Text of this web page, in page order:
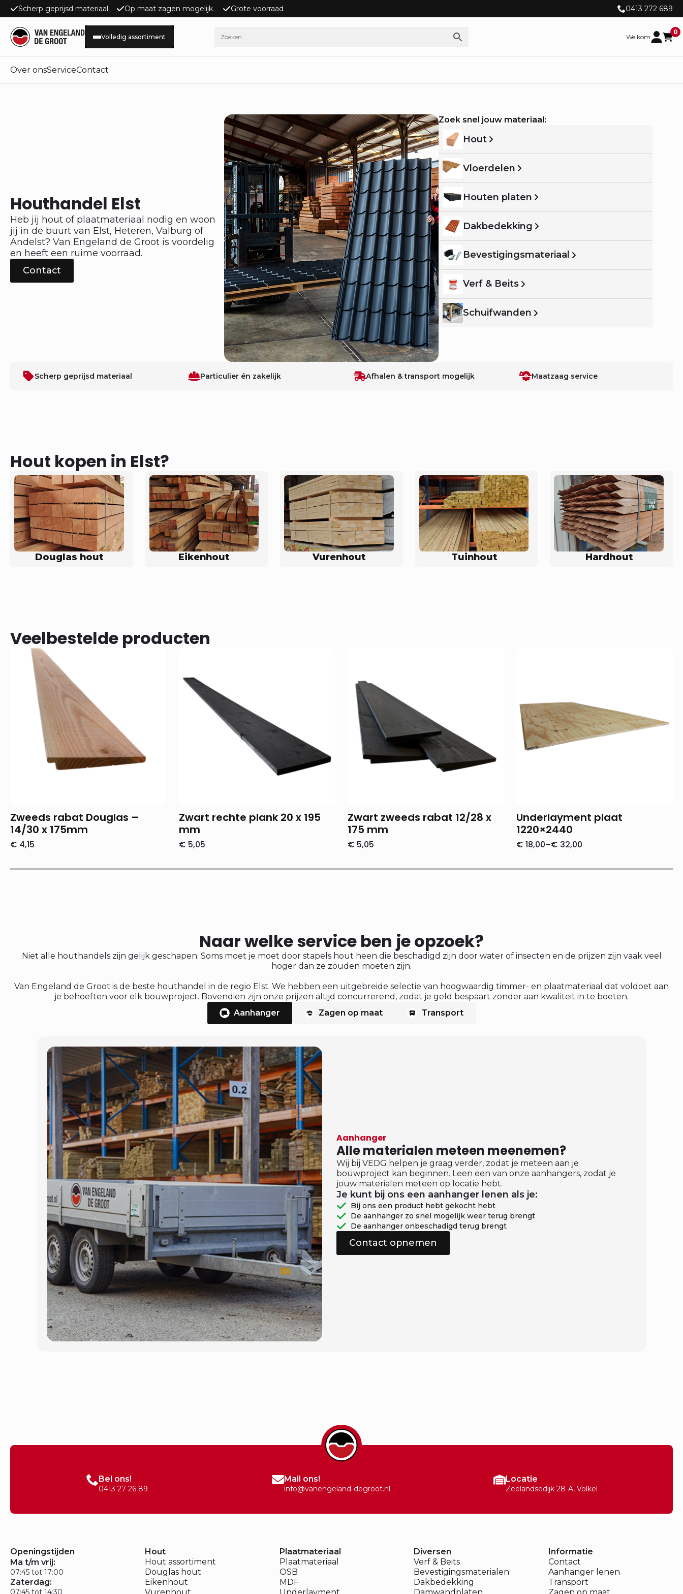
Scherp geprijsd materiaal Op maat zagen mogelijk Grote voorraad 0413 272 689
Volledig assortiment Welkom
0
Over onsServiceContact
Houthandel Elst
Heb jij hout of plaatmateriaal nodig en woon
jij in de buurt van Elst, Heteren, Valburg of
Andelst? Van Engeland de Groot is voordelig
en heeft een ruime voorraad.
Contact
Zoek snel jouw materiaal:
Hout
Vloerdelen
Houten platen
Dakbedekking
Bevestigingsmateriaal
Verf & Beits
Schuifwanden
Scherp geprijsd materiaal Particulier én zakelijk Afhalen & transport mogelijk Maatzaag service
Hout kopen in Elst?
Douglas hout Eikenhout Vurenhout Tuinhout Hardhout
Veelbestelde producten
Zweeds rabat Douglas –
14/30 x 175mm
€ 4,15
Zwart rechte plank 20 x 195
mm
€ 5,05
Zwart zweeds rabat 12/28 x
175 mm
€ 5,05
Underlayment plaat
1220×2440
€ 18,00–€ 32,00
Prijsklasse:
tot
Naar welke service ben je opzoek?
Niet alle houthandels zijn gelijk geschapen. Soms moet je moet door stapels hout heen die beschadigd zijn door water of insecten en de prijzen zijn vaak veel
hoger dan ze zouden moeten zijn.
Van Engeland de Groot is de beste houthandel in de regio Elst. We hebben een uitgebreide selectie van hoogwaardig timmer- en plaatmateriaal dat voldoet aan
je behoeften voor elk bouwproject. Bovendien zijn onze prijzen altijd concurrerend, zodat je geld bespaart zonder aan kwaliteit in te boeten.
Aanhanger
Zagen op maat Transport
Aanhanger
Alle materialen meteen meenemen?
Wij bij VEDG helpen je graag verder, zodat je meteen aan je
bouwproject kan beginnen. Leen een van onze aanhangers, zodat je
jouw materialen meteen op locatie hebt.
Je kunt bij ons een aanhanger lenen als je:
Bij ons een product hebt gekocht hebt
De aanhanger zo snel mogelijk weer terug brengt
De aanhanger onbeschadigd terug brengt
Contact opnemen
Bel ons!
0413 27 26 89
Mail ons!
info@vanengeland-degroot.nl
Locatie
Zeelandsedijk 28-A, Volkel
Openingstijden
Ma t/m vrij:
07:45 tot 17:00
Zaterdag:
07:45 tot 14:30
Hout
Hout assortiment
Douglas hout
Eikenhout
Plaatmateriaal
Plaatmateriaal
OSB
MDF
Diversen
Verf & Beits
Bevestigingsmaterialen
Dakbedekking
Informatie
Contact
Aanhanger lenen
Transport